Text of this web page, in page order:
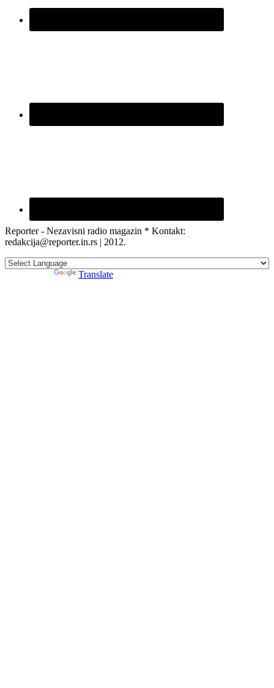
Reporter - Nezavisni radio magazin * Kontakt:
redakcija@reporter.in.rs | 2012.
Translate